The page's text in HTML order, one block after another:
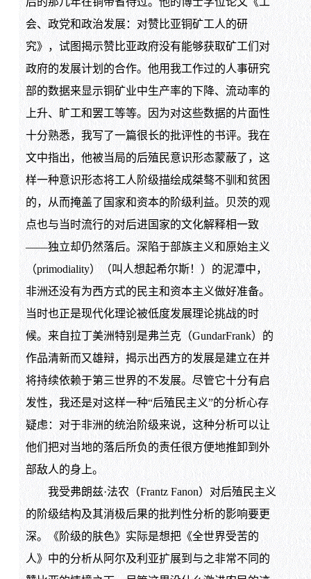
会、政党和政治发展：对赞比亚铜矿工人的研
究》，试图揭示赞比亚政府没有能够获取矿工们对
政府的发展计划的合作。他用我工作过的人事研究
部的数据来显示铜矿业中生产率的下降、流动率的
上升、旷工和罢工等等。因为对这些数据的片面性
十分熟悉，我写了一篇很长的批评性的书评。我在
文中指出，他被当局的后殖民意识形态蒙蔽了，这
样一种意识形态将工人阶级描绘成桀骜不驯和贫困
的，从而掩盖了国家和资本的阶级利益。贝茨的观
点也与当时流行的对后进国家的文化解释相一致
——独立却仍然落后。深陷于部族主义和原始主义
（primodiality）（叫人想起希尔斯！）的泥潭中，
非洲还没有为西方式的民主和资本主义做好准备。
当时也正是现代化理论被低度发展理论挑战的时
候。来自拉丁美洲特别是弗兰克（GundarFrank）的
作品清新而又雄辩，揭示出西方的发展是建立在并
将持续依赖于第三世界的不发展。尽管它十分有启
发性，我还是对这样一种“后殖民主义”的分析心存
疑虑：对于非洲的统治阶级来说，这种分析可以让
他们把对当地的落后所负的责任很方便地推卸到外
部敌人的身上。
我受弗朗兹·法农（Frantz Fanon）对后殖民主义
的阶级结构及其消极后果的批判性分析的影响要更
深。《阶级的肤色》实际是想把《全世界受苦的
人》中的分析从阿尔及利亚扩展到与之非常不同的